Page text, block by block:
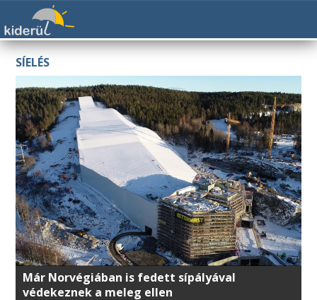
SÍELÉS
Már Norvégiában is fedett sípályával
védekeznek a meleg ellen